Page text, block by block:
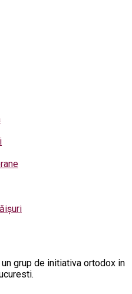
grup de initiativa ortodox in